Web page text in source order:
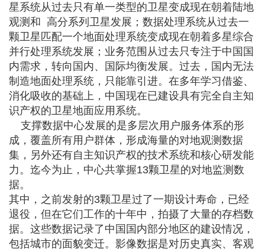
星系统从过去只有单一类型的卫星变成现在朝着陆地
观测和 高分系列卫星发展；数据处理系统从过去一
颗卫星匹配一个地面处理系统变成现在朝着多星综合
并行处理系统发展；业务范围从过去只专注于中国国
内需求，转向国内、国际均衡发展。过去，国内无法
制造地面处理系统，只能靠引进。在多年学习借鉴、
消化吸收的基础上，中国现在已建设具有完全自主知
识产权的卫星地面应用系统。
支撑数据中心发展的是多层次用户服务体系的形
成，覆盖所有用户群体，形成海量的对地观测数据
集，另外还有自主知识产权的技术系统和核心研发能
力。迄今为止，中心共掌握13颗卫星的对地监测数
据。
其中，之前发射的3颗卫星过了一期设计寿命，已经
退役，但在它们工作的十年中，拍摄了大量的存档数
据。这些数据记录了中国国内部分地区的建设情况，
包括城市的面貌变迁。影像数据是对历史真实、客观